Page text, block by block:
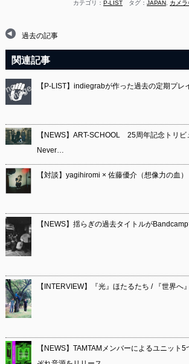
カテゴリ：P-LIST タグ：JAPAN カメ
過去の記事
関連記事
【P-LIST】indiegrabが作った過去の定期プレ
【NEWS】ART-SCHOOL 25周年記念トリビ
Never…
【対談】yagihiromi × 佐藤優介（想像力の血）
【NEWS】揺らぎの過去タイトルが
【INTERVIEW】『光』ほたるたち / 『世界へ
【NEWS】TAMTAMメンバーによるユニット